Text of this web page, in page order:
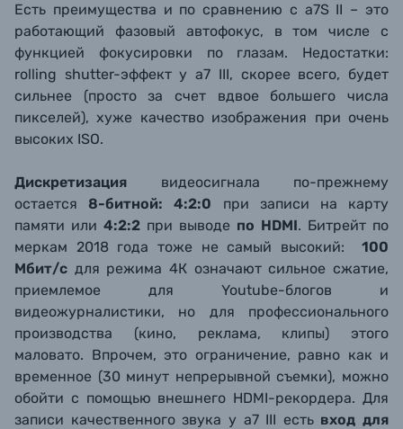
Есть преимущества и по сравнению с a7S II – это
работающий фазовый автофокус, в том числе с
функцией фокусировки по глазам. Недостатки:
rolling shutter-эффект у a7 III, скорее всего, будет
сильнее (просто за счет вдвое большего числа
пикселей), хуже качество изображения при очень
высоких ISO.
Дискретизация видеосигнала по-прежнему
остается 8-битной: 4:2:0 при записи на карту
памяти или 4:2:2 при выводе по HDMI. Битрейт по
меркам 2018 года тоже не самый высокий: 100
Мбит/с для режима 4К означают сильное сжатие,
приемлемое для Youtube-блогов и
видеожурналистики, но для профессионального
производства (кино, реклама, клипы) этого
маловато. Впрочем, это ограничение, равно как и
временное (30 минут непрерывной съемки), можно
обойти с помощью внешнего HDMI-рекордера. Для
записи качественного звука у a7 III есть вход для